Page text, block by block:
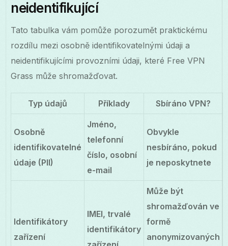
neidentifikující
Tato tabulka vám pomůže porozumět praktickému
rozdílu mezi osobně identifikovatelnými údaji a
neidentifikujícími provozními údaji, které Free VPN
Grass může shromažďovat.
Typ údajů Příklady Sbíráno VPN?
Osobně
identifikovatelné
údaje (PII)
Jméno,
telefonní
číslo, osobní
e-mail
Obvykle
nesbíráno, pokud
je neposkytnete
Identifikátory
zařízení
IMEI, trvalé
identifikátory
Může být
shromažďován ve
formě
anonymizovaných